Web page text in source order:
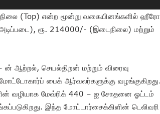
(Top) என்ற மூன்று வகையினங்களில் ஹீரோ
ரூ. 214000/- (இடைநிலை) மற்றும்
ன் ஆற்றல், செயல்திறன் மற்றும் விரைவு
பைக் ஆர்வலர்களுக்கு வழங்குகிறது.
வழியாக மேவ்ரிக் 440 – ஐ சோதனை ஓட்டம்
இந்த மோட்டார்சைக்கிளின் டெலிவரி